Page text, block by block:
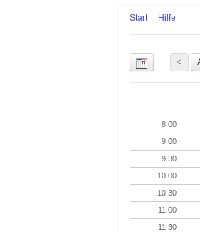
Start Hilfe
8:00
9:00
9:30
10:00
10:30
11:00
11:30